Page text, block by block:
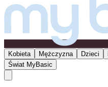
Kobieta Mężczyzna Dzieci
Świat MyBasic